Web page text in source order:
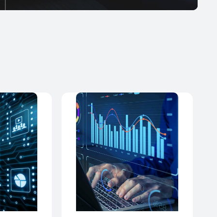
botella y oportunidades de mejora dentro de las
organizaciones. Al analizar datos y proporcionar
informes detallados, BI ayuda a optimizar las
operaciones, mejorar la productividad y optimizar
el rendimiento empresarial general.